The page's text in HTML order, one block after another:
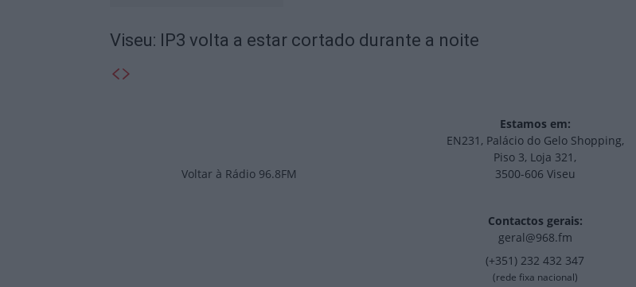
Viseu: IP3 volta a estar cortado durante a noite
Voltar à Rádio 96.8FM
Estamos em:
EN231, Palácio do Gelo Shopping,
Piso 3, Loja 321,
3500-606 Viseu
Contactos gerais:
geral@968.fm
(+351) 232 432 347
(rede fixa nacional)